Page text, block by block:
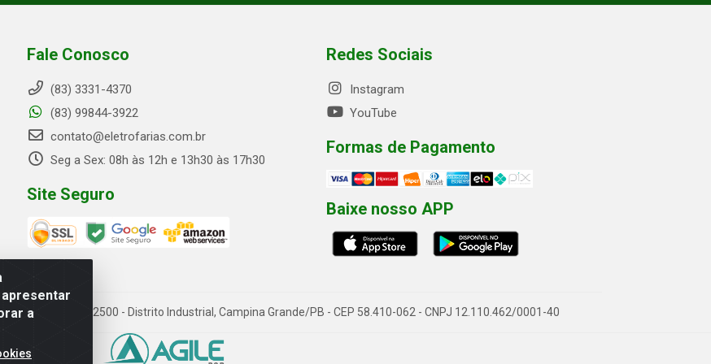
a
Fale Conosco
(83) 3331-4370
(83) 99844-3922
contato@eletrofarias.com.br
Seg a Sex: 08h às 12h e 13h30 às 17h30
Site Seguro
Redes Sociais
Instagram
YouTube
Formas de Pagamento
Baixe nosso APP
Chateaubriand, 2500 - Distrito Industrial, Campina Grande/PB - CEP 58.410-062 - CNPJ 12.110.462/0001-40